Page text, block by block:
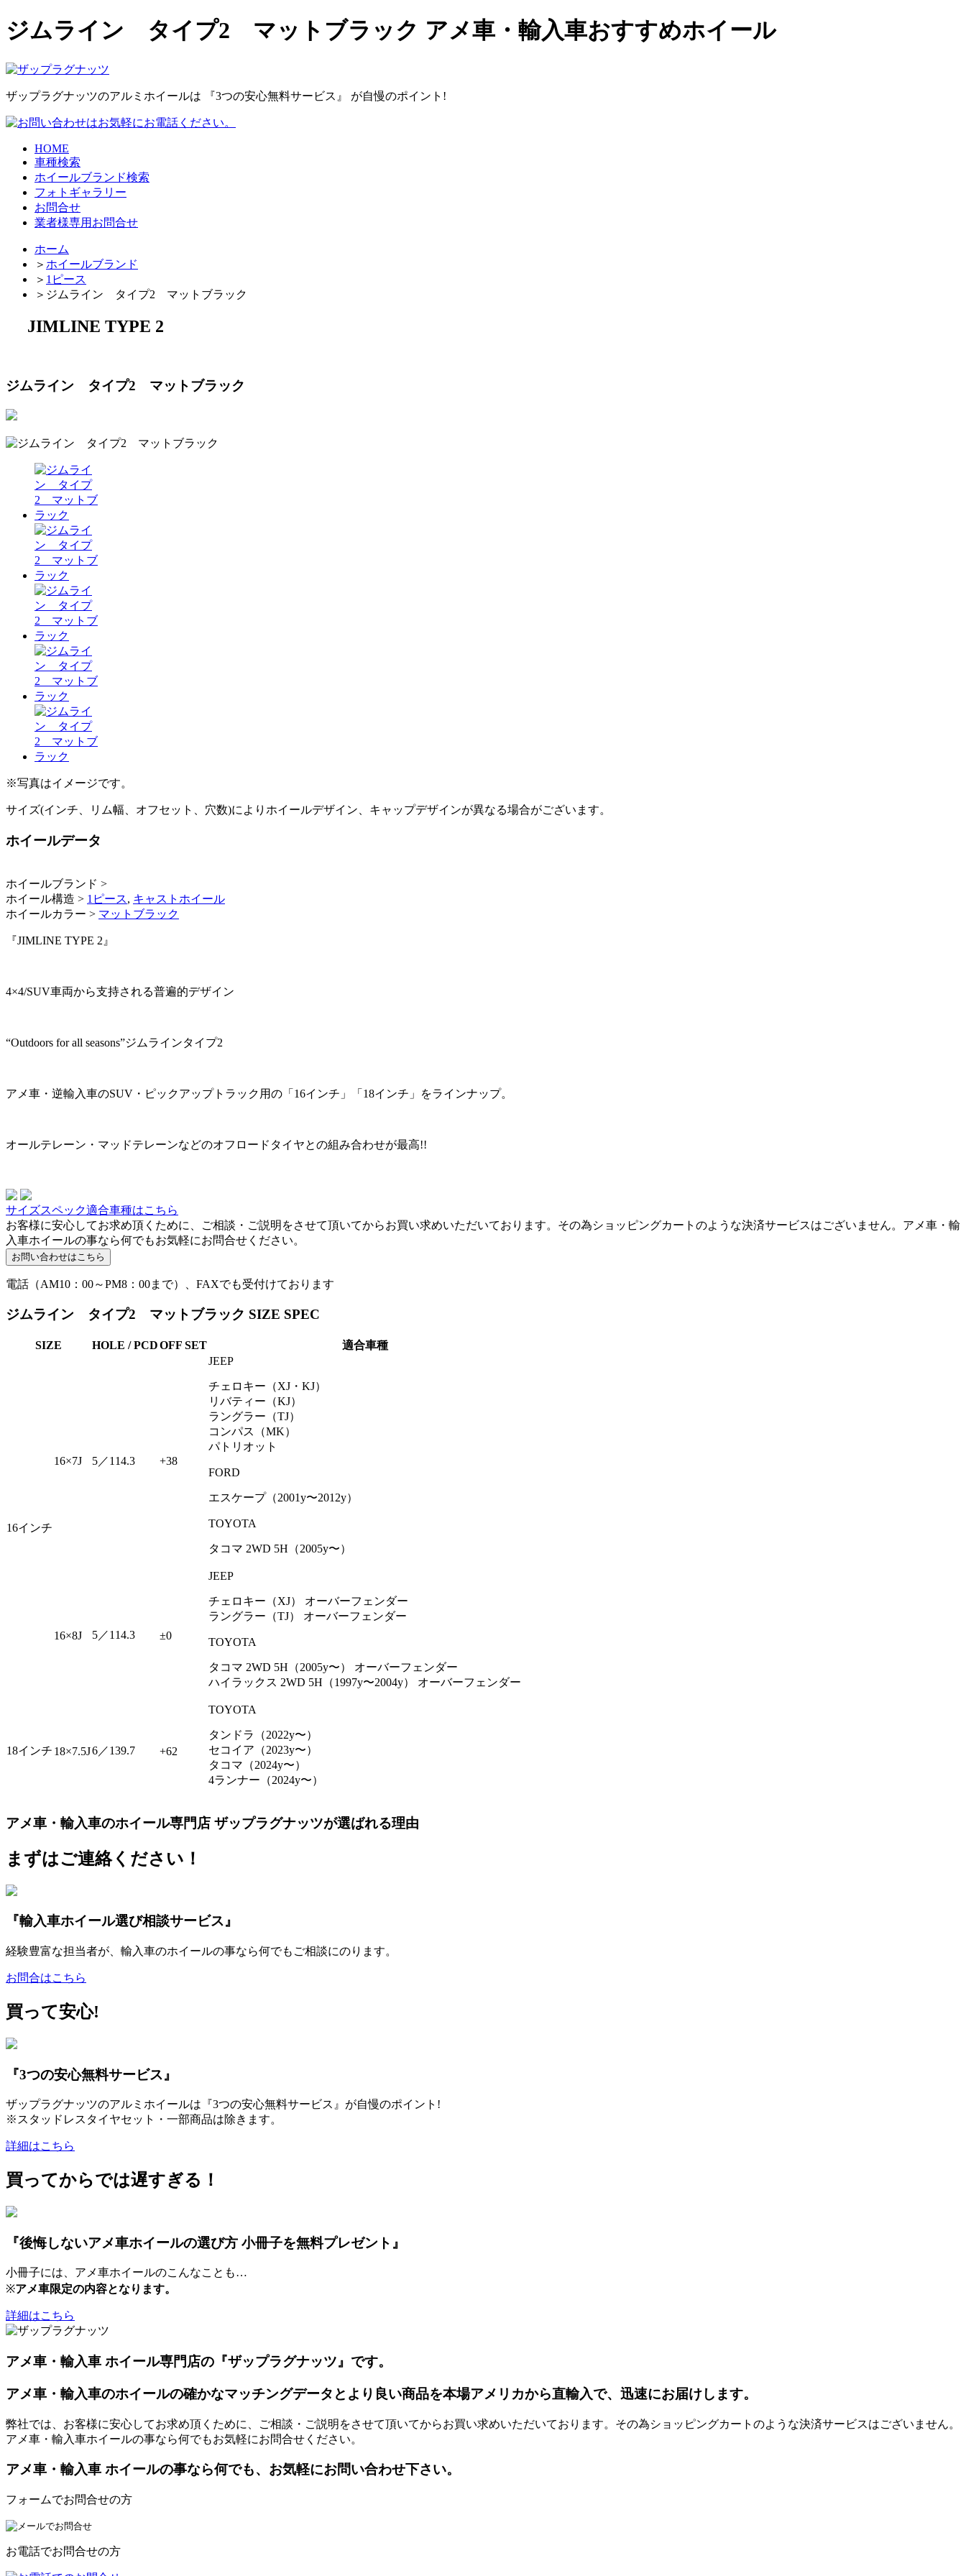
ジムライン タイプ2 マットブラック アメ車・輸入車おすすめホイール
ザップラグナッツのアルミホイールは 『3つの安心無料サービス』 が自慢のポイント!
HOME
車種検索
ホイールブランド検索
フォトギャラリー
お問合せ
業者様専用お問合せ
ホーム
＞ ホイールブランド
＞ 1ピース
＞ ジムライン タイプ2 マットブラック
JIMLINE TYPE 2
ジムライン タイプ2 マットブラック
※写真はイメージです。
サイズ(インチ、リム幅、オフセット、穴数)によりホイールデザイン、キャップデザインが異なる場合がございます。
ホイールデータ
ホイールブランド >
ホイール構造 > 1ピース, キャストホイール
ホイールカラー > マットブラック
『JIMLINE TYPE 2』
4×4/SUV車両から支持される普遍的デザイン
“Outdoors for all seasons”ジムラインタイプ2
アメ車・逆輸入車のSUV・ピックアップトラック用の「16インチ」「18インチ」をラインナップ。
オールテレーン・マッドテレーンなどのオフロードタイヤとの組み合わせが最高!!
サイズスペック適合車種はこちら
お客様に安心してお求め頂くために、ご相談・ご説明をさせて頂いてからお買い求めいただいております。その為ショッピングカートのような決済サービスはございません。アメ車・輸
入車ホイールの事なら何でもお気軽にお問合せください。
電話（AM10：00～PM8：00まで）、FAXでも受付けております
ジムライン タイプ2 マットブラック SIZE SPEC
SIZE HOLE / PCDOFF SET 適合車種
16インチ
16×7J 5／114.3 +38
JEEP
チェロキー（XJ・KJ）
リバティー（KJ）
ラングラー（TJ）
コンパス（MK）
パトリオット
FORD
エスケープ（2001y〜2012y）
TOYOTA
タコマ 2WD 5H（2005y〜）
16×8J 5／114.3 ±0
JEEP
チェロキー（XJ） オーバーフェンダー
ラングラー（TJ） オーバーフェンダー
TOYOTA
タコマ 2WD 5H（2005y〜） オーバーフェンダー
ハイラックス 2WD 5H（1997y〜2004y） オーバーフェンダー
18インチ 18×7.5J6／139.7 +62
TOYOTA
タンドラ（2022y〜）
セコイア（2023y〜）
タコマ（2024y〜）
4ランナー（2024y〜）
アメ車・輸入車のホイール専門店 ザップラグナッツが選ばれる理由
まずはご連絡ください！
『輸入車ホイール選び相談サービス』
経験豊富な担当者が、輸入車のホイールの事なら何でもご相談にのります。
お問合はこちら
買って安心!
『3つの安心無料サービス』
ザップラグナッツのアルミホイールは『3つの安心無料サービス』が自慢のポイント!
※スタッドレスタイヤセット・一部商品は除きます。
詳細はこちら
買ってからでは遅すぎる！
『後悔しないアメ車ホイールの選び方 小冊子を無料プレゼント』
小冊子には、アメ車ホイールのこんなことも…
※アメ車限定の内容となります。
詳細はこちら
アメ車・輸入車 ホイール専門店の『ザップラグナッツ』です。
アメ車・輸入車のホイールの確かなマッチングデータとより良い商品を本場アメリカから直輸入で、迅速にお届けします。
弊社では、お客様に安心してお求め頂くために、ご相談・ご説明をさせて頂いてからお買い求めいただいております。その為ショッピングカートのような決済サービスはございません。
アメ車・輸入車ホイールの事なら何でもお気軽にお問合せください。
アメ車・輸入車 ホイールの事なら何でも、お気軽にお問い合わせ下さい。
フォームでお問合せの方
お電話でお問合せの方